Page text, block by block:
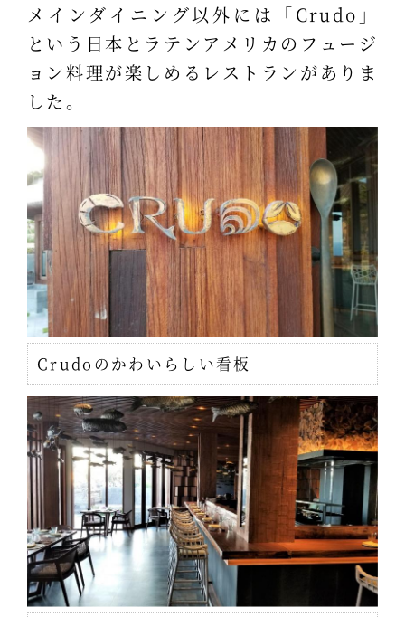
メインダイニング以外には「Crudo」
という日本とラテンアメリカのフュージ
ョン料理が楽しめるレストランがありま
した。
Crudoのかわいらしい看板